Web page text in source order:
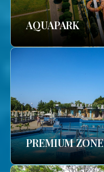
AQUAPARK
PREMIUM ZONE